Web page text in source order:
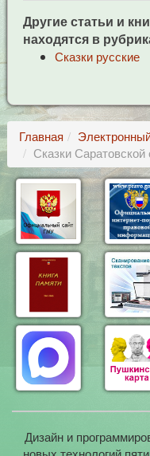
Другие статьи и
находятся в
Сказки русские
Главная
Сказки Саратовской
Дизайн и